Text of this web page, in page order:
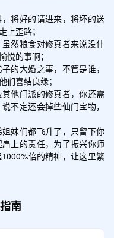
将好的请进来，将坏的送
上歪路；
然粮食对修真者来说没什
悦的事啊；
的大婚之事，不管是谁，
们喜结良缘；
他门派的修真者，你还需
不定还会掉些仙门宝物，
妹们都飞升了，只留下你
上的责任，为了振兴你师
倍的精神，让这里繁
南